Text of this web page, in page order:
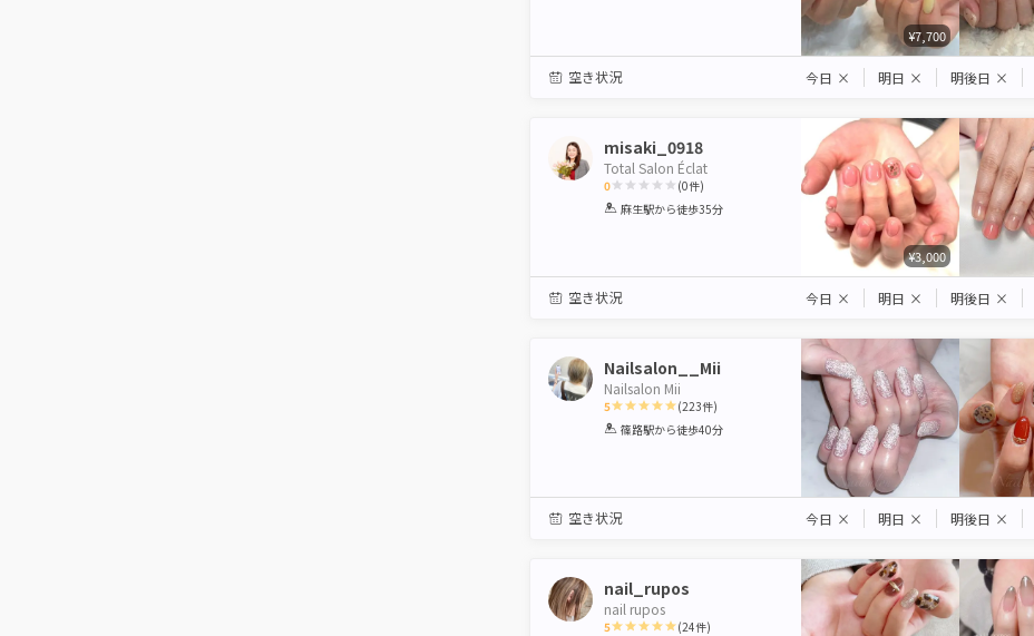
¥7,700
空き状況 今日 × 明日 × 明後日 ×
misaki_0918
Total Salon Éclat
0
1 2 3 4 5
(0件)
麻生駅から徒歩35分
¥3,000
空き状況 今日 × 明日 × 明後日 ×
Nailsalon__Mii
Nailsalon Mii
5
1 2 3 4 5
(223件)
篠路駅から徒歩40分
空き状況 今日 × 明日 × 明後日 ×
nail_rupos
nail rupos
5 (24件)